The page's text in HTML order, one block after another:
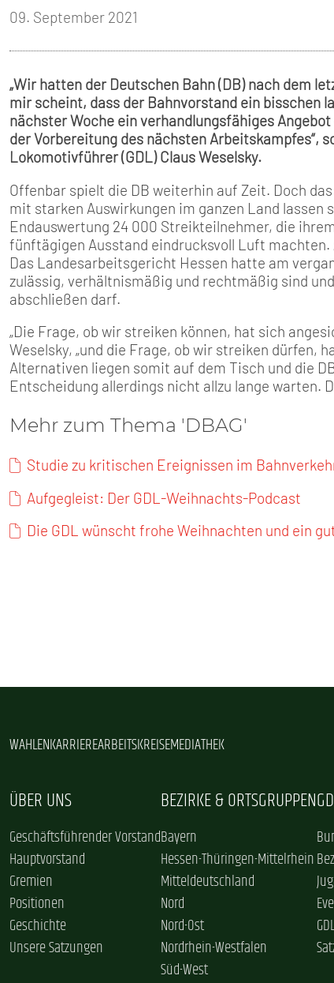
TARIF
SERVICE
MITGLIEDSCHAFT
PRESSE
09. September 2021
„Wir hatten der Deutschen Bahn (DB) nach dem
mir scheint, dass der Bahnvorstand ein bisschen
nächster Woche ein verhandlungsfähiges
der Vorbereitung des nächsten Arbeitskampfes“,
Lokomotivführer (GDL) Claus Weselsky.
Offenbar spielt die DB weiterhin auf Zeit. Doch
mit starken Auswirkungen im ganzen Land
Endauswertung 24 000 Streikteilnehmer, die
fünftägigen Ausstand eindrucksvoll Luft
Das Landesarbeitsgericht Hessen hatte am
zulässig, verhältnismäßig und rechtmäßig sind
abschließen darf.
„Die Frage, ob wir streiken können, hat sich
Weselsky, „und die Frage, ob wir streiken
Alternativen liegen somit auf dem Tisch und die
Entscheidung allerdings nicht allzu lange warten.
Mehr zum Thema 'DBAG'
Studie zu kritischen Ereignissen im
Aufgegleist: Der GDL-Weihnachts-Podcast
Die GDL wünscht frohe Weihnachten und ein
WAHLENKARRIEREARBEITSKREISEMEDIATHEK
ÜBER UNS
Geschäftsführender Vorstand
Hauptvorstand
Gremien
Positionen
Geschichte
Unsere Satzungen
BEZIRKE & ORTSGRUPPEN
Bayern
Hessen-Thüringen-Mittelrhein
Mitteldeutschland
Nord
Nord-Ost
Nordrhein-Westfalen
Süd-West